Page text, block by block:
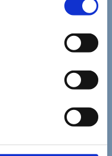
Erklärung und in